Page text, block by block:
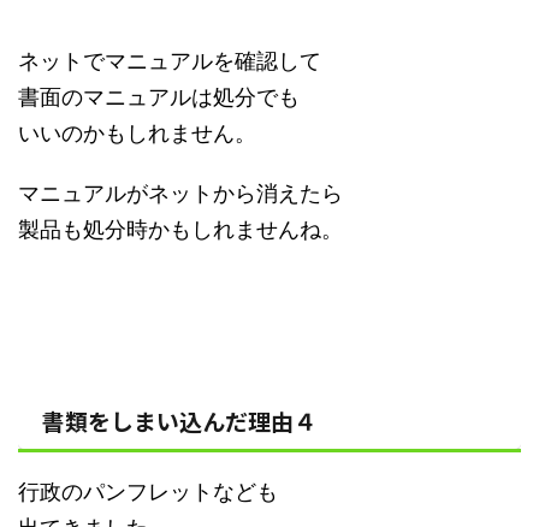
ネットでマニュアルを確認して
書面のマニュアルは処分でも
いいのかもしれません。
マニュアルがネットから消えたら
製品も処分時かもしれませんね。
書類をしまい込んだ理由４
行政のパンフレットなども